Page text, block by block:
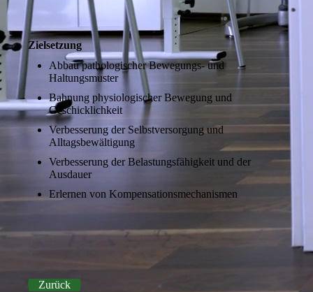
Zielsetzung
Abbau pathologischer Bewegungs- und
Haltungsmuster
Bahnung physiologischer Bewegung und
Geschicklichkeit
Verbesserung der Selbstversorgung und
Alltagsbewältigung
Verbesserung der Belastungsfähigkeit und der
Ausdauer
Erlernen von Kompensationsmechanismen
Zurück